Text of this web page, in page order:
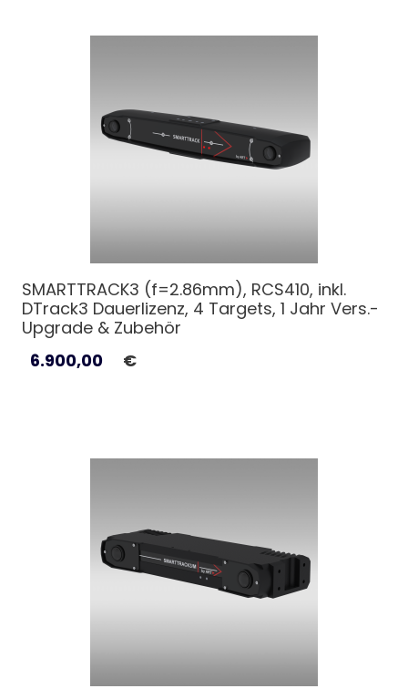
SMARTTRACK3 (f=2.86mm), RCS410, inkl.
DTrack3 Dauerlizenz, 4 Targets, 1 Jahr Vers.-
Upgrade & Zubehör
6.900,00
€